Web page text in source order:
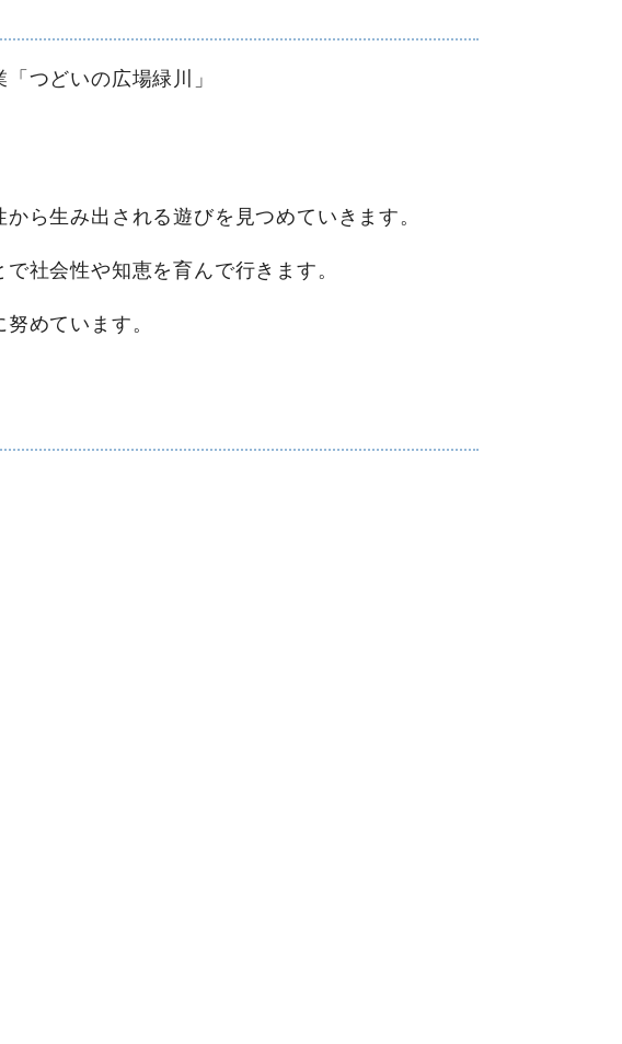
つどいの広場緑川」
ら生み出される遊びを見つめていきます。
社会性や知恵を育んで行きます。
めています。